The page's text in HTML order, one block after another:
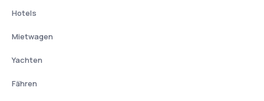
Hotels
Mietwagen
Yachten
Fähren